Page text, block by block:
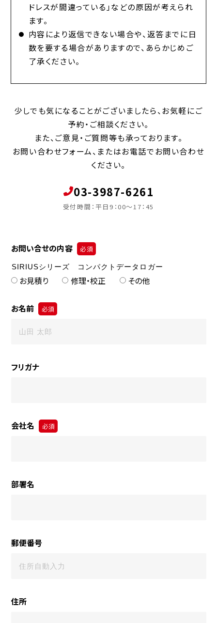
ドレスが間違っている」などの原因が考えられ
ます。
内容により返信できない場合や、返答までに日
数を要する場合がありますので、あらかじめご
了承ください。
少しでも気になることがございましたら、お気軽にご
予約・ご相談ください。
また、ご意見・ご質問等も承っております。
お問い合わせフォーム、またはお電話でお問い合わせ
ください。
03-3987-6261
受付時間：平日9：00～17：45
お問い合せの内容 必須
お見積り 修理・校正 その他
お名前 必須
フリガナ
会社名 必須
部署名
郵便番号
住所